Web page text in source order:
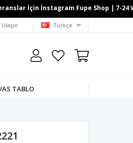
İçin İnstagram Fupe Shop | 7-24
Türkçe
TABLO